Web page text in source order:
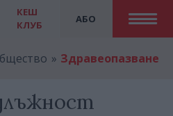
АБО
КЕШ
КЛУБ
Здравеопазване